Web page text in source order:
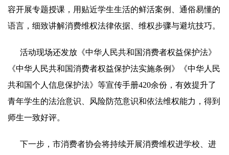
容开展专题授课，用贴近学生生活的鲜活案例、通俗易懂的
语言，细致讲解消费维权法律依据、维权步骤与避坑技巧。
活动现场还发放《中华人民共和国消费者权益保护法》
《中华人民共和国消费者权益保护法实施条例》《中华人民
共和国个人信息保护法》等宣传手册420余份，有效提升了
青年学生的法治意识、风险防范意识和依法维权能力，得到
师生一致好评。
下一步，市消费者协会将持续开展消费维权进学校、进